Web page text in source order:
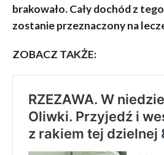
brakowało. Cały dochód z
zostanie przeznaczony na
ZOBACZ TAKŻE: